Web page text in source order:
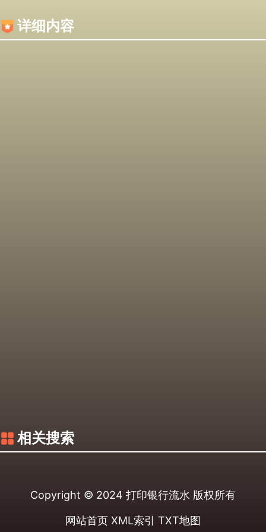
详细内容
相关搜索
Copyright © 2024 打印银行流水 版权所有
网站首页 XML索引 TXT地图